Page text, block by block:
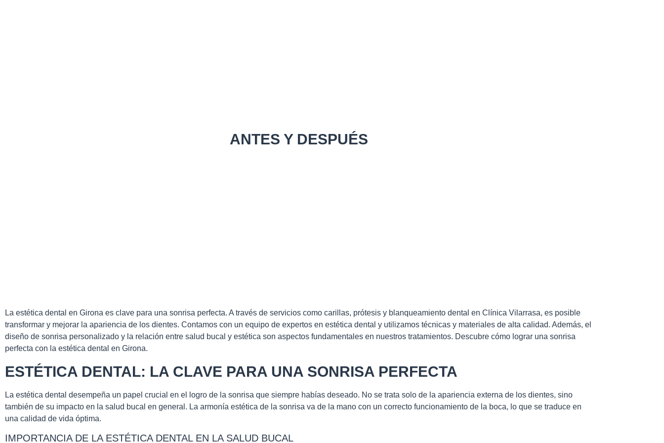
ANTES Y DESPUÉS
La estética dental en Girona es clave para una sonrisa perfecta. A través de servicios como carillas, prótesis y blanqueamiento dental en Clínica Vilarrasa, es posible
transformar y mejorar la apariencia de los dientes. Contamos con un equipo de expertos en estética dental y utilizamos técnicas y materiales de alta calidad. Además, el
diseño de sonrisa personalizado y la relación entre salud bucal y estética son aspectos fundamentales en nuestros tratamientos. Descubre cómo lograr una sonrisa
perfecta con la estética dental en Girona.
ESTÉTICA DENTAL: LA CLAVE PARA UNA SONRISA PERFECTA
La estética dental desempeña un papel crucial en el logro de la sonrisa que siempre habías deseado. No se trata solo de la apariencia externa de los dientes, sino
también de su impacto en la salud bucal en general. La armonía estética de la sonrisa va de la mano con un correcto funcionamiento de la boca, lo que se traduce en
una calidad de vida óptima.
IMPORTANCIA DE LA ESTÉTICA DENTAL EN LA SALUD BUCAL